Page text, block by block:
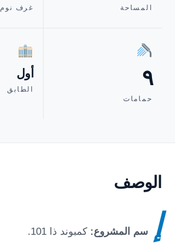
المساحة غرف نوم
٩
حمامات
أول
الطابق
الوصف
إ سم المشروع:كمبوند ذا 101 .